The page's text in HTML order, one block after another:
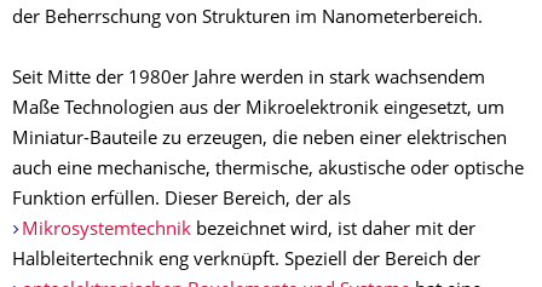
der Beherrschung von Strukturen im Nanometerbereich.
Seit Mitte der 1980er Jahre werden in stark wachsendem
Maße Technologien aus der Mikroelektronik eingesetzt, um
Miniatur-Bauteile zu erzeugen, die neben einer elektrischen
auch eine mechanische, thermische, akustische oder optische
Funktion erfüllen. Dieser Bereich, der als
Mikrosystemtechnikbezeichnet wird, ist daher mit der
Halbleitertechnik eng verknüpft. Speziell der Bereich der